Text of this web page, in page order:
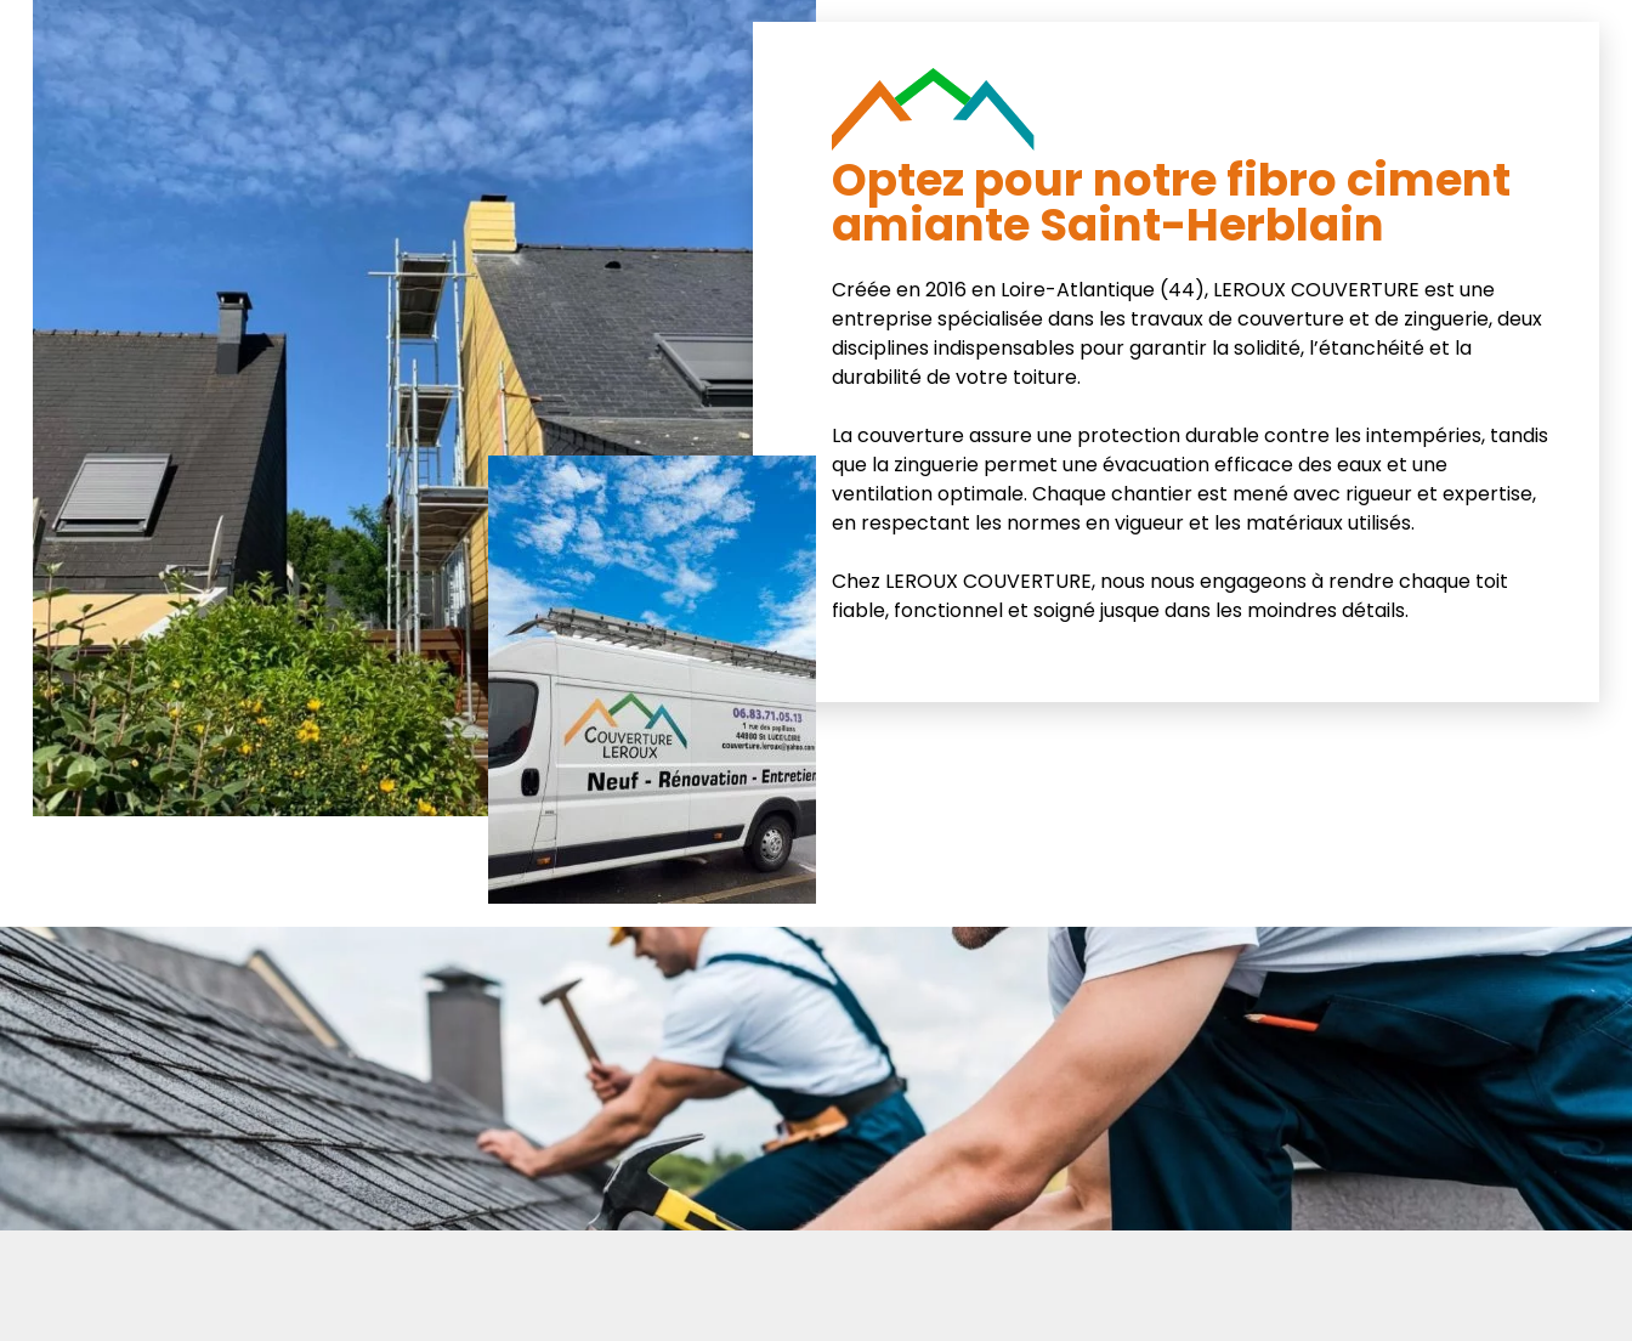
Optez pour notre fibro ciment
amiante Saint-Herblain
Créée en 2016 en Loire-Atlantique (44), LEROUX COUVERTURE est une
entreprise spécialisée dans les travaux de couverture et de zinguerie, deux
disciplines indispensables pour garantir la solidité, l’étanchéité et la
durabilité de votre toiture.
La couverture assure une protection durable contre les intempéries, tandis
que la zinguerie permet une évacuation efficace des eaux et une
ventilation optimale. Chaque chantier est mené avec rigueur et expertise,
en respectant les normes en vigueur et les matériaux utilisés.
Chez LEROUX COUVERTURE, nous nous engageons à rendre chaque toit
fiable, fonctionnel et soigné jusque dans les moindres détails.